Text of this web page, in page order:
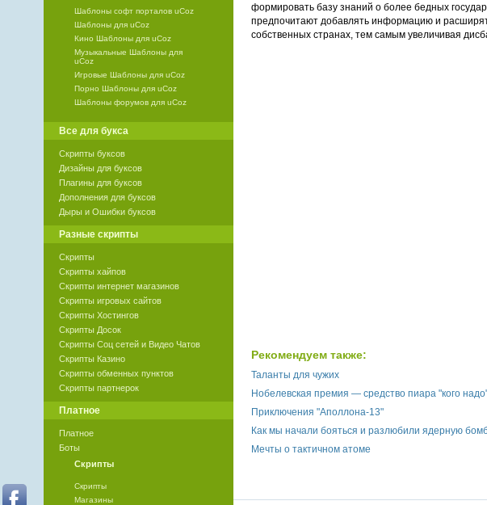
формировать базу знаний о более бедных
предпочитают добавлять информацию и
собственных странах, тем самым увеличивая
Рекомендуем также:
Таланты для чужих
Нобелевская премия — средство пиара "кого
Приключения "Аполлона-13"
Как мы начали бояться и разлюбили ядерную
Мечты о тактичном атоме
Шаблоны софт порталов uCoz
Шаблоны для uCoz
Кино Шаблоны для uCoz
Музыкальные Шаблоны для
uCoz
Игровые Шаблоны для uCoz
Порно Шаблоны для uCoz
Шаблоны форумов для uCoz
Все для букса
Скрипты буксов
Дизайны для буксов
Плагины для буксов
Дополнения для буксов
Дыры и Ошибки буксов
Разные скрипты
Скрипты
Скрипты хайпов
Скрипты интернет магазинов
Скрипты игровых сайтов
Скрипты Хостингов
Скрипты Досок
Скрипты Соц сетей и Видео Чатов
Скрипты Казино
Скрипты обменных пунктов
Скрипты партнерок
Платное
Платное
Боты
Скрипты
Скрипты
Магазины